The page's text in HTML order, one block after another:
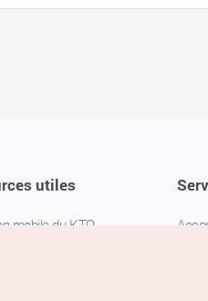
utiles
mobile du KTO